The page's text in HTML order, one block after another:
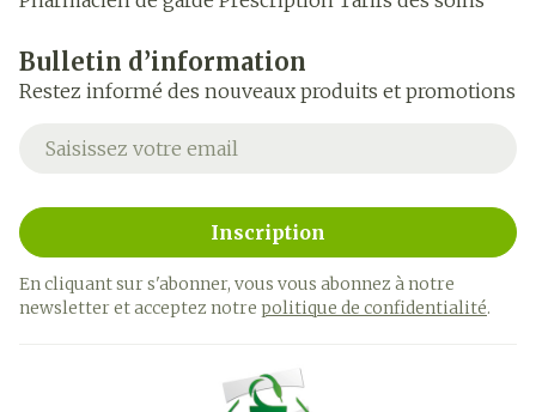
Bulletin d’information
Restez informé des nouveaux produits et promotions
Adresse mail
Inscription
En cliquant sur s'abonner, vous vous abonnez à notre
newsletter et acceptez notre politique de confidentialité.